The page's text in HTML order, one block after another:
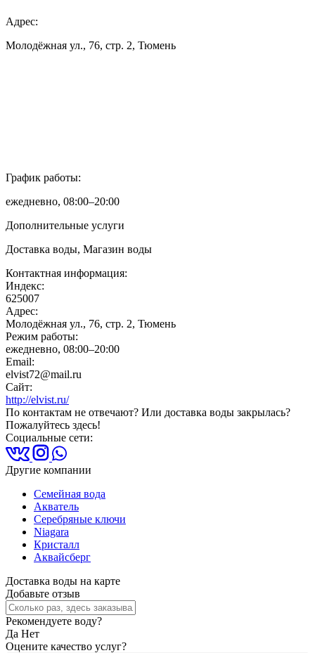
Адрес:
Молодёжная ул., 76, стр. 2, Тюмень
График работы:
ежедневно, 08:00–20:00
Дополнительные услуги
Доставка воды, Магазин воды
Контактная информация:
Индекс:
625007
Адрес:
Молодёжная ул., 76, стр. 2, Тюмень
Режим работы:
ежедневно, 08:00–20:00
Email:
elvist72@mail.ru
Сайт:
http://elvist.ru/
По контактам не отвечают? Или доставка воды закрылась?
Пожалуйтесь здесь!
Социальные сети:
Другие компании
Семейная вода
Акватель
Серебряные ключи
Niagara
Кристалл
Аквайсберг
Доставка воды на карте
Добавьте отзыв
Рекомендуете воду?
Да Нет
Оцените качество услуг?